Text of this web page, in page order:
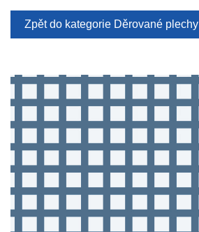
Zpět do kategorie Děrované plechy